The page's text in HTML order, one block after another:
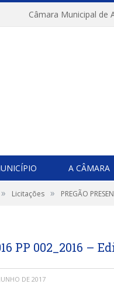
A CÂMARA
» Licitações » PREGÃO
PP 002_2016 –
DE 2017